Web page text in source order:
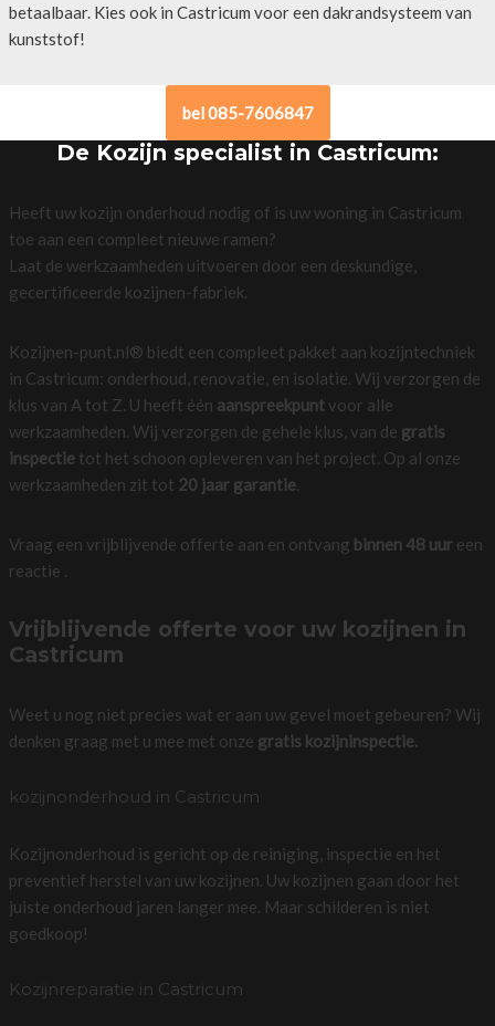
betaalbaar. Kies ook in Castricum voor een dakrandsysteem van
kunststof!
bel 085-7606847
De Kozijn specialist in Castricum:
Heeft uw kozijn onderhoud nodig of is uw woning in Castricum
toe aan een compleet nieuwe ramen?
Laat de werkzaamheden uitvoeren door een deskundige,
gecertificeerde kozijnen-fabriek.
Kozijnen-punt.nl® biedt een compleet pakket aan kozijntechniek
in Castricum: onderhoud, renovatie, en isolatie. Wij verzorgen de
klus van A tot Z. U heeft één aanspreekpuntvoor alle
werkzaamheden. Wij verzorgen de gehele klus, van de gratis
inspectietot het schoon opleveren van het project. Op al onze
werkzaamheden zit tot 20 jaar garantie.
Vraag een vrijblijvende offerte aan en ontvang binnen 48 uureen
reactie .
Vrijblijvende offerte voor uw kozijnen in
Castricum
Weet u nog niet precies wat er aan uw gevel moet gebeuren? Wij
denken graag met u mee met onze gratis kozijninspectie.
kozijnonderhoud in Castricum
Kozijnonderhoud is gericht op de reiniging, inspectie en het
preventief herstel van uw kozijnen. Uw kozijnen gaan door het
juiste onderhoud jaren langer mee. Maar schilderen is niet
goedkoop!
Kozijnreparatie in Castricum